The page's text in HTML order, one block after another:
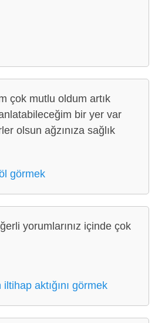
çok mutlu oldum artık
bir yer var
olsun ağzınıza sağlık
görmek
yorumlarınız içinde çok
aktığını görmek